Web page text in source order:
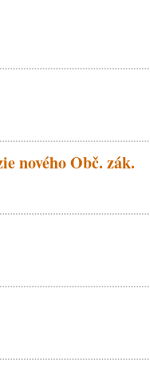
nového Obč. zák.